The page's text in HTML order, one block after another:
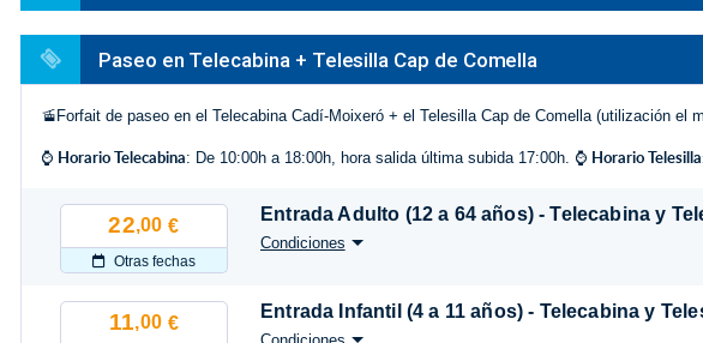
Paseo en Telecabina + Telesilla Cap de Comella
🚡Forfait de paseo en el Telecabina Cadí-Moixeró + el Telesilla Cap de Comella (utilización el
⌚ Horario Telecabina: De 10:00h a 18:00h, hora salida última subida 17:00h. ⌚ Horario
22,00 €
Otras fechas
Entrada Adulto (12 a 64 años) - Telecabina y
Condiciones
11,00 €
Entrada Infantil (4 a 11 años) - Telecabina y